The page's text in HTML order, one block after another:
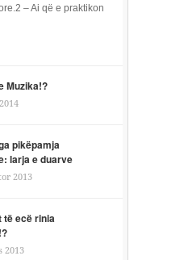
– Ai që e praktikon
Muzika!?
pikëpamja
larja e duarve
2013
të ecë rinia
2013